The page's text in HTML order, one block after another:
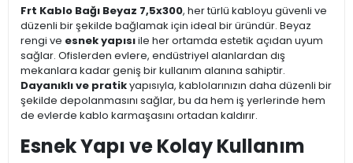
Frt Kablo Bağı Beyaz 7,5x300, her türlü kabloyu güvenli ve
düzenli bir şekilde bağlamak için ideal bir üründür. Beyaz
rengi ve esnek yapısıile her ortamda estetik açıdan uyum
sağlar. Ofislerden evlere, endüstriyel alanlardan dış
mekanlara kadar geniş bir kullanım alanına sahiptir.
Dayanıklı ve pratikyapısıyla, kablolarınızın daha düzenli bir
şekilde depolanmasını sağlar, bu da hem iş yerlerinde hem
de evlerde kablo karmaşasını ortadan kaldırır.
Esnek Yapı ve Kolay Kullanım